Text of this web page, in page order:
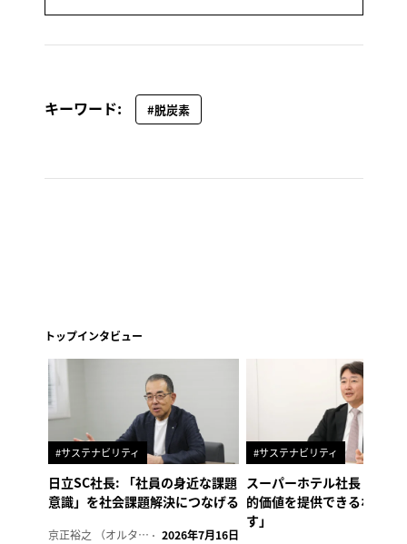
キーワード: #脱炭素
トップインタビュー
#サステナビリティ
日立SC社長: 「社員の身近な課題
意識」を社会課題解決につなげる
京正裕之 （オルタナ副編集長） 2026年7月16日
#サステナビリティ
スーパーホテル社長「地域
的価値を提供できるホテル
す」